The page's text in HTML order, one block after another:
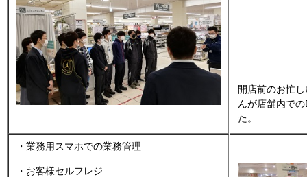
開店前のお忙
んが店舗内での
た。
・業務用スマホでの業務管理
・お客様セルフレジ